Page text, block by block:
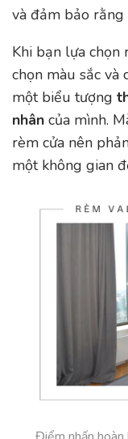
và đảm bảo rằng
Khi bạn lựa chọn
chọn màu sắc và
một biểu tượng
nhân của mình.
rèm cửa nên
một không gian